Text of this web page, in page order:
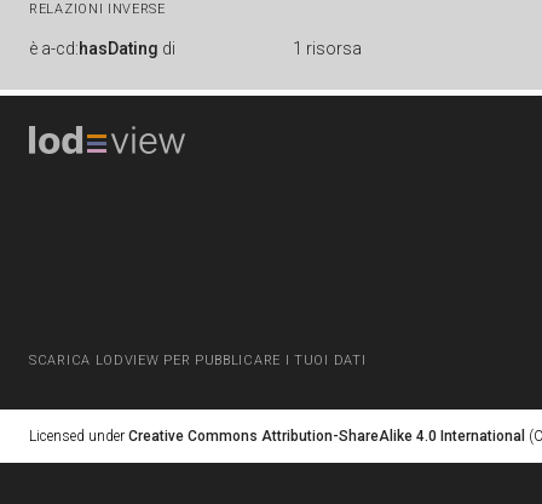
RELAZIONI INVERSE
è a-cd:hasDating di 1 risorsa
SCARICA LODVIEW PER PUBBLICARE I TUOI DATI
Licensed under Creative Commons Attribution-ShareAlike 4.0 International